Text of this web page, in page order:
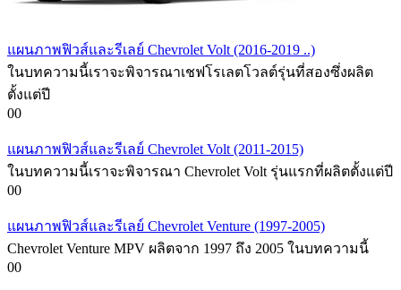
แผนภาพฟิวส์และรีเลย์ Chevrolet Volt (2016-2019 ..)
ในบทความนี้เราจะพิจารณาเชฟโรเลตโวลต์รุ่นที่สองซึ่งผลิต
ตั้งแต่ปี
00
แผนภาพฟิวส์และรีเลย์ Chevrolet Volt (2011-2015)
ในบทความนี้เราจะพิจารณา Chevrolet Volt รุ่นแรกที่ผลิตตั้งแต่ปี
00
แผนภาพฟิวส์และรีเลย์ Chevrolet Venture (1997-2005)
Chevrolet Venture MPV ผลิตจาก 1997 ถึง 2005 ในบทความนี้
00